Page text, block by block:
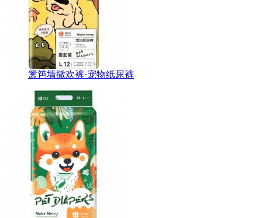
篱笆墙撒欢裤·宠物纸尿裤